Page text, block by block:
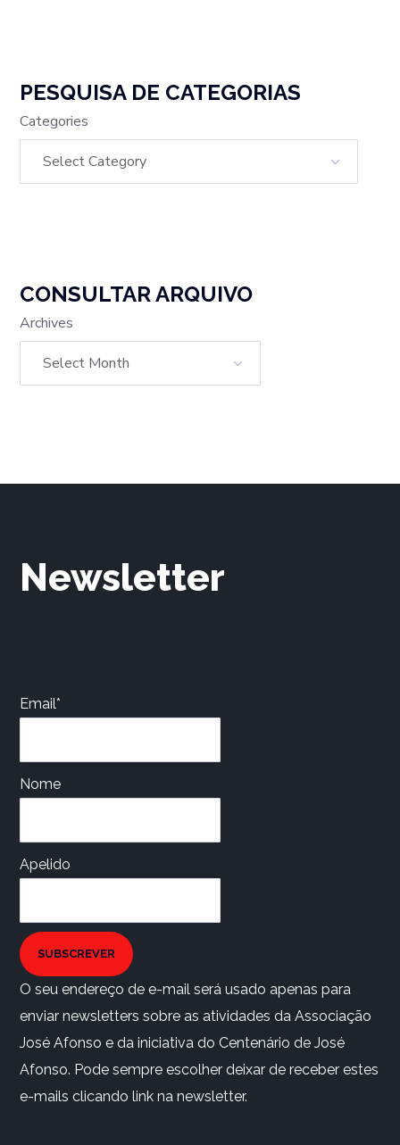
PESQUISA DE CATEGORIAS
Categories
CONSULTAR ARQUIVO
Archives
Newsletter
Email*
Nome
Apelido
SUBSCREVER
O seu endereço de e-mail será usado apenas para
enviar newsletters sobre as atividades da Associação
José Afonso e da iniciativa do Centenário de José
Afonso. Pode sempre escolher deixar de receber estes
e-mails clicando link na newsletter.